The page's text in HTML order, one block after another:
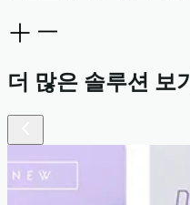
더 많은 솔루션 보기